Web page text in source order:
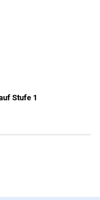
Stufe 1